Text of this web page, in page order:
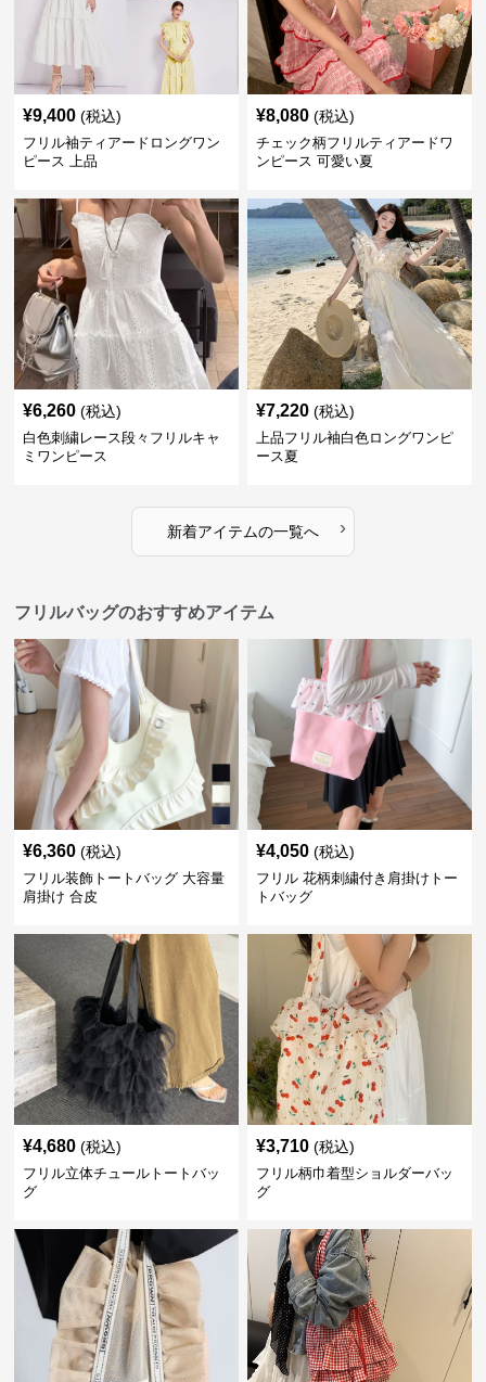
¥9,400 (税込)
フリル袖ティアードロングワン
ピース 上品
¥8,080 (税込)
チェック柄フリルティアードワ
ンピース 可愛い夏
¥6,260 (税込)
白色刺繍レース段々フリルキャ
ミワンピース
¥7,220 (税込)
上品フリル袖白色ロングワンピ
ース夏
新着アイテムの一覧へ ›
フリルバッグのおすすめアイテム
¥6,360 (税込)
フリル装飾トートバッグ 大容量
肩掛け 合皮
¥4,050 (税込)
フリル 花柄刺繍付き肩掛けトー
トバッグ
¥4,680 (税込)
フリル立体チュールトートバッ
グ
¥3,710 (税込)
フリル柄巾着型ショルダーバッ
グ